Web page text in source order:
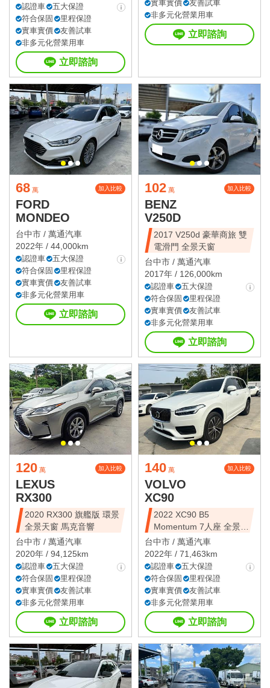
認證車
五大保證
符合保固
里程保證
實車實價
友善試車
非多元化營業用車
立即諮詢
實車實價
友善試車
非多元化營業用車
立即諮詢
68 萬 加入比較
FORD
MONDEO
台中市 / 萬通汽車
2022年 / 44,000km
認證車
五大保證
符合保固
里程保證
實車實價
友善試車
非多元化營業用車
立即諮詢
102 萬 加入比較
BENZ
V250D
2017 V250d 豪華商旅 雙
電滑門 全景天窗
台中市 / 萬通汽車
2017年 / 126,000km
認證車
五大保證
符合保固
里程保證
實車實價
友善試車
非多元化營業用車
立即諮詢
120 萬 加入比較
LEXUS
RX300
2020 RX300 旗艦版 環景
全景天窗 馬克音響
台中市 / 萬通汽車
2020年 / 94,125km
認證車
五大保證
符合保固
里程保證
實車實價
友善試車
非多元化營業用車
立即諮詢
140 萬 加入比較
VOLVO
XC90
2022 XC90 B5
Momentum 7人座 全景天
窗
台中市 / 萬通汽車
2022年 / 71,463km
認證車
五大保證
符合保固
里程保證
實車實價
友善試車
非多元化營業用車
立即諮詢